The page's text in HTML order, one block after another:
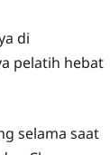
di
pelatih hebat
selama saat